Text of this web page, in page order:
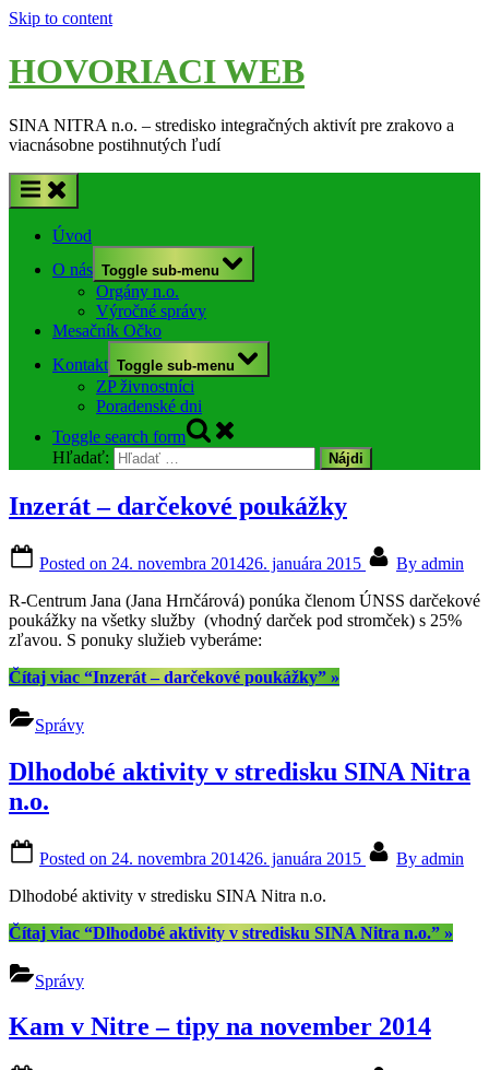
Skip to content
HOVORIACI WEB
SINA NITRA n.o. – stredisko integračných aktivít pre zrakovo a
viacnásobne postihnutých ľudí
Úvod
O nás Toggle sub-menu
Orgány n.o.
Výročné správy
Mesačník Očko
Kontakt Toggle sub-menu
ZP živnostníci
Poradenské dni
Toggle search form
Hľadať:
Inzerát – darčekové poukážky
Posted on 24. novembra 201426. januára 2015 By admin
R-Centrum Jana (Jana Hrnčárová) ponúka členom ÚNSS darčekové
poukážky na všetky služby (vhodný darček pod stromček) s 25%
zľavou. S ponuky služieb vyberáme:
Čítaj viac “Inzerát – darčekové poukážky” »
Správy
Dlhodobé aktivity v stredisku SINA Nitra
n.o.
Posted on 24. novembra 201426. januára 2015 By admin
Dlhodobé aktivity v stredisku SINA Nitra n.o.
Čítaj viac “Dlhodobé aktivity v stredisku SINA Nitra n.o.” »
Správy
Kam v Nitre – tipy na november 2014